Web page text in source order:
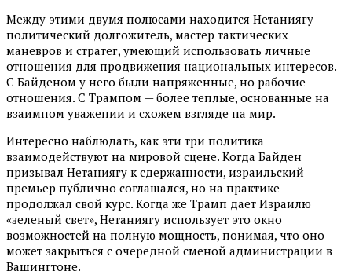
Между этими двумя полюсами находится Нетаниягу —
политический долгожитель, мастер тактических
маневров и стратег, умеющий использовать личные
отношения для продвижения национальных интересов.
С Байденом у него были напряженные, но рабочие
отношения. С Трампом — более теплые, основанные на
взаимном уважении и схожем взгляде на мир.
Интересно наблюдать, как эти три политика
взаимодействуют на мировой сцене. Когда Байден
призывал Нетаниягу к сдержанности, израильский
премьер публично соглашался, но на практике
продолжал свой курс. Когда же Трамп дает Израилю
«зеленый свет», Нетаниягу использует это окно
возможностей на полную мощность, понимая, что оно
может закрыться с очередной сменой администрации в
Вашингтоне.